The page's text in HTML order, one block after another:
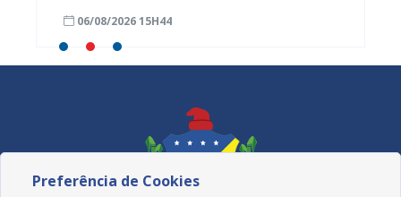
06/08/2026 15H44
Preferência de Cookies